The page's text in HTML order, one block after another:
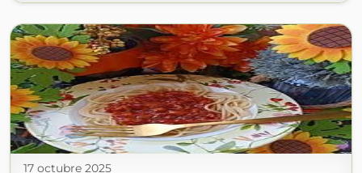
17 octubre 2025